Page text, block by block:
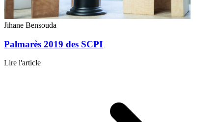
Jihane Bensouda
Palmarès 2019 des SCPI
Lire l'article